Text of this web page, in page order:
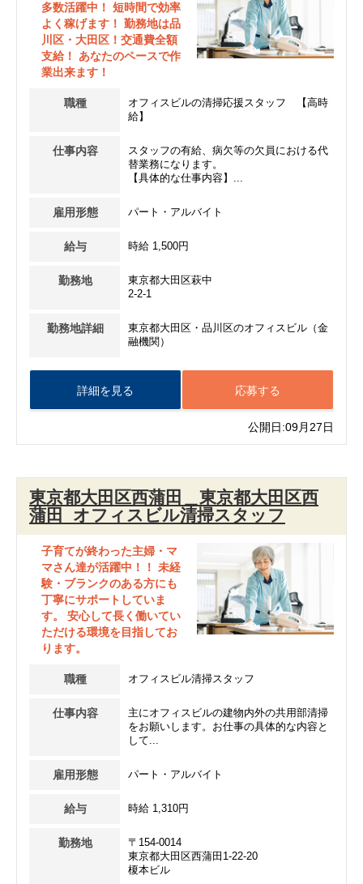
多数活躍中！ 短時間で効率
よく稼げます！ 勤務地は品
川区・大田区！交通費全額
支給！ あなたのペースで作
業出来ます！
職種
オフィスビルの清掃応援スタッフ 【高時
給】
仕事内容
スタッフの有給、病欠等の欠員における代
替業務になります。
【具体的な仕事内容】...
雇用形態 パート・アルバイト
給与 時給 1,500円
勤務地
東京都大田区萩中
2-2-1
勤務地詳細
東京都大田区・品川区のオフィスビル（金
融機関）
応募する
詳細を見る
公開日:09月27日
東京都大田区西蒲田＿東京都大田区西
蒲田_オフィスビル清掃スタッフ
子育てが終わった主婦・マ
マさん達が活躍中！！ 未経
験・ブランクのある方にも
丁寧にサポートしていま
す。 安心して長く働いてい
ただける環境を目指してお
ります。
職種 オフィスビル清掃スタッフ
仕事内容
主にオフィスビルの建物内外の共用部清掃
をお願いします。お仕事の具体的な内容と
して...
雇用形態 パート・アルバイト
給与 時給 1,310円
勤務地
〒154-0014
東京都大田区西蒲田1-22-20
榎本ビル